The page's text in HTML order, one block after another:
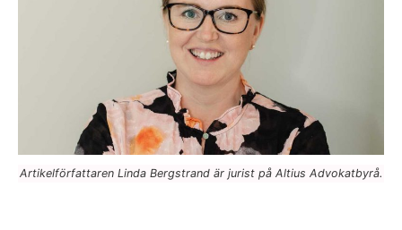
Artikelförfattaren Linda Bergstrand är jurist på Altius Advokatbyrå.